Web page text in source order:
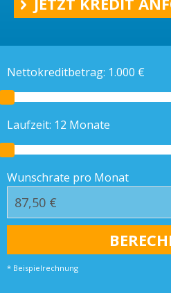
Nettokreditbetrag: 1.000 €
Laufzeit: 12 Monate
Wunschrate pro Monat
* Beispielrechnung